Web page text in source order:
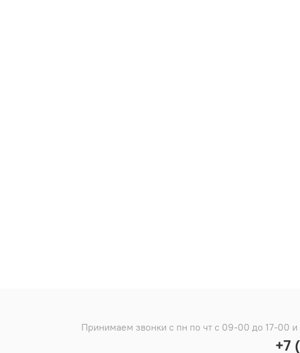
Принимаем звонки с пн по чт с 09-00 до 17-00
+7